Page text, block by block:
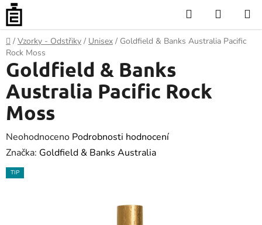
Přejít
obsah
Hledat
KOŠÍK
Domů
/ Vzorky - Odstřiky / Unisex / Goldfield & Banks Australia Pacific
Rock Moss
Goldfield & Banks
Australia Pacific Rock
Moss
Průměrné
hodnocení
produktu
Neohodnoceno Podrobnosti hodnocení
Značka: Goldfield & Banks Australia
TIP